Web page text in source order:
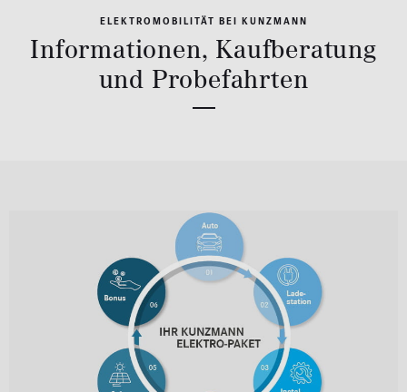
ELEKTROMOBILITÄT BEI KUNZMANN
Informationen, Kaufberatung
und Probefahrten